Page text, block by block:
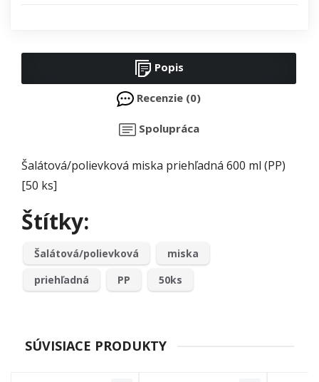
Popis
Recenzie (0)
Spolupráca
Šalátová/polievková miska priehľadná 600 ml (PP)
[50 ks]
Štítky:
Šalátová/polievková
miska
priehľadná
PP 50ks
SÚVISIACE PRODUKTY